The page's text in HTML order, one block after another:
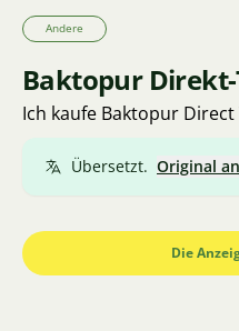
Andere
Baktopur
Ich kaufe Baktopur
Übersetzt. Original
Die